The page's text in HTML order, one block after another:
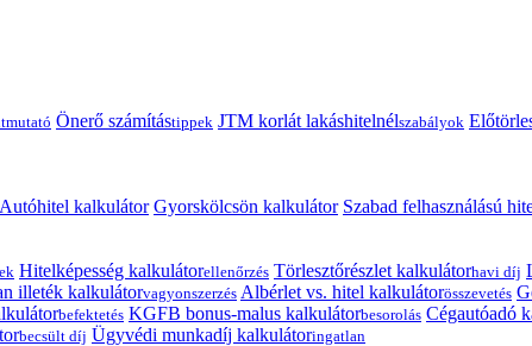
Önerő számítástippek JTM korlát lakáshitelnélszabályok
Autóhitel kalkulátor Gyorskölcsön kalkulátor Szabad felhasználású
Hitelképesség kalkulátorellenőrzés Törlesztőrészlet kalkulátorhavi díj
illeték kalkulátorvagyonszerzés Albérlet vs. hitel kalkulátorösszevetés
befektetés KGFB bonus-malus kalkulátorbesorolás Cégautóadó
becsült díj Ügyvédi munkadíj kalkulátoringatlan